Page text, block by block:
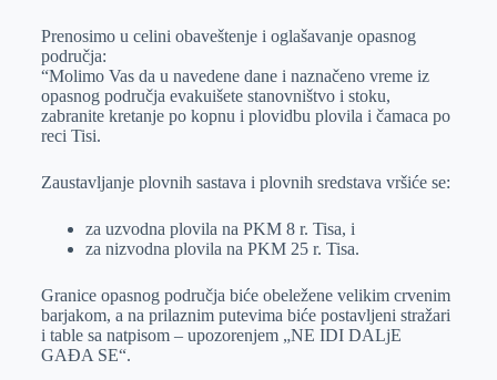
Prenosimo u celini obaveštenje i oglašavanje opasnog
područja:
“Molimo Vas da u navedene dane i naznačeno vreme iz
opasnog područja evakuišete stanovništvo i stoku,
zabranite kretanje po kopnu i plovidbu plovila i čamaca po
reci Tisi.
Zaustavljanje plovnih sastava i plovnih sredstava vršiće se:
za uzvodna plovila na PKM 8 r. Tisa, i
za nizvodna plovila na PKM 25 r. Tisa.
Granice opasnog područja biće obeležene velikim crvenim
barjakom, a na prilaznim putevima biće postavljeni stražari
i table sa natpisom – upozorenjem „NE IDI DALjE
GAĐA SE“.